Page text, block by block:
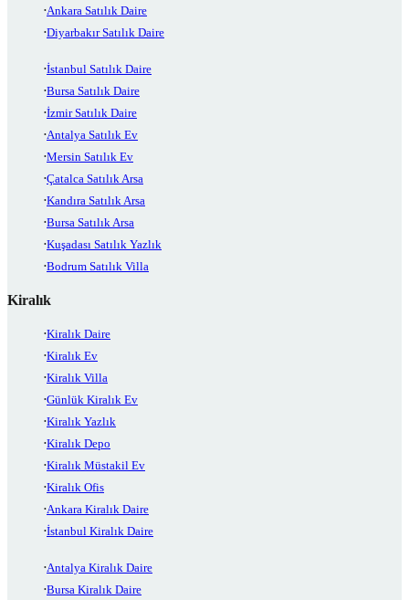
Ankara Satılık Daire
Diyarbakır Satılık Daire
İstanbul Satılık Daire
Bursa Satılık Daire
İzmir Satılık Daire
Antalya Satılık Ev
Mersin Satılık Ev
Çatalca Satılık Arsa
Kandıra Satılık Arsa
Bursa Satılık Arsa
Kuşadası Satılık Yazlık
Bodrum Satılık Villa
Kiralık
Kiralık Daire
Kiralık Ev
Kiralık Villa
Günlük Kiralık Ev
Kiralık Yazlık
Kiralık Depo
Kiralık Müstakil Ev
Kiralık Ofis
Ankara Kiralık Daire
İstanbul Kiralık Daire
Antalya Kiralık Daire
Bursa Kiralık Daire